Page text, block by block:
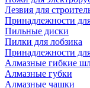
Лезвия для
Принадлежности
Пильные диски
Пилки для лобзика
Принадлежности
Алмазные гибкие
Алмазные губки
Алмазные чашки